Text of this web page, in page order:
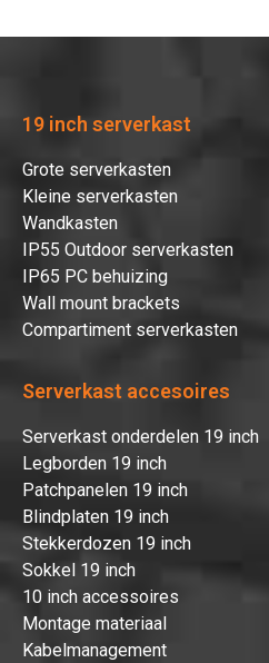
19 inch serverkast
Grote serverkasten
Kleine serverkasten
Wandkasten
IP55 Outdoor serverkasten
IP65 PC behuizing
Wall mount brackets
Compartiment serverkasten
Serverkast accesoires
Serverkast onderdelen 19 inch
Legborden 19 inch
Patchpanelen 19 inch
Blindplaten 19 inch
Stekkerdozen 19 inch
Sokkel 19 inch
10 inch accessoires
Montage materiaal
Kabelmanagement
aan uw
Verder